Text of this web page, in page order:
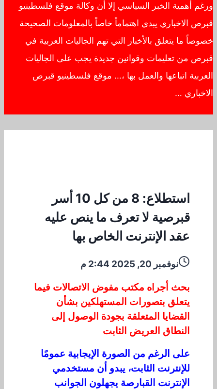
ورغم أهمية الخبر السياسي إلا أن وكالة موقع فلسطينيو
قبرص الاخباري يبدي اهتماماً خاصاً بالمعلومات الصحيحة
خصوصاً ما يتعلق بالأخبار التي تهم الجاليات العربية في
قبرص من تعليمات وقوانين جديدة يجب على الجاليات
العربية اتباعها والعمل بها ،… موقع فلسطينيو قبرص
الاخباري …
استطلاع: 8 من كل 10 أسر
قبرصية لا تعرف ما ينص عليه
عقد الإنترنت الخاص بها
نوفمبر 20, 2025 2:44 م
بحث أجراه مكتب مفوض الاتصالات فيما
يتعلق بتصورات المستهلكين بشأن
القضايا المتعلقة بجودة الوصول إلى
النطاق العريض الثابت
على الرغم من الصورة الإيجابية عمومًا
للإنترنت الثابت، يبدو أن مستخدمي
الإنترنت القبارصة يجهلون الجوانب